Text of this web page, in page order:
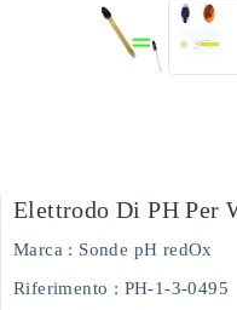
Elettrodo Di PH Per
Marca : Sonde pH redOx
Riferimento : PH-1-3-0495